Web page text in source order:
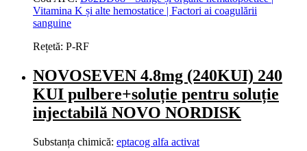
Vitamina K și alte hemostatice | Factori ai coagulării
sanguine
Rețetă: P-RF
NOVOSEVEN 4.8mg (240KUI) 240
KUI pulbere+soluție pentru soluție
injectabilă NOVO NORDISK
Substanța chimică: eptacog alfa activat